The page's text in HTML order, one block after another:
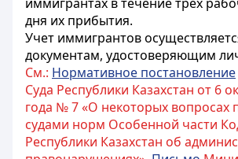
дня их прибытия.
Учет иммигрантов
документам, удостоверяющим
См.: Нормативное постановление
Суда Республики Казахстан от 6
года № 7 «О некоторых вопросах
судами норм Особенной части
Республики Казахстан об